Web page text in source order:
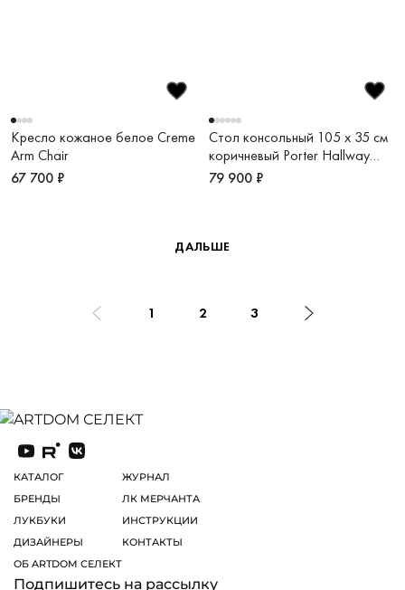
Кресло кожаное белое Creme
Arm Chair
67 700 ₽
Стол консольный 105 х 35 см
коричневый Porter Hallway
Table
79 900 ₽
ДАЛЬШЕ
1 2 3
КАТАЛОГ
БРЕНДЫ
ЛУКБУКИ
ДИЗАЙНЕРЫ
ОБ ARTDOM СЕЛЕКТ
ЖУРНАЛ
ЛК МЕРЧАНТА
ИНСТРУКЦИИ
КОНТАКТЫ
Подпишитесь на рассылку